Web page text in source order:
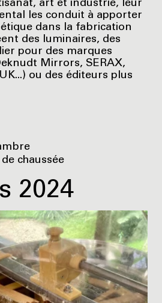
art et industrie, leur
les conduit à apporter
dans la fabrication
des luminaires, des
pour des marques
Mirrors, SERAX,
ou des éditeurs plus
chaussée
2024